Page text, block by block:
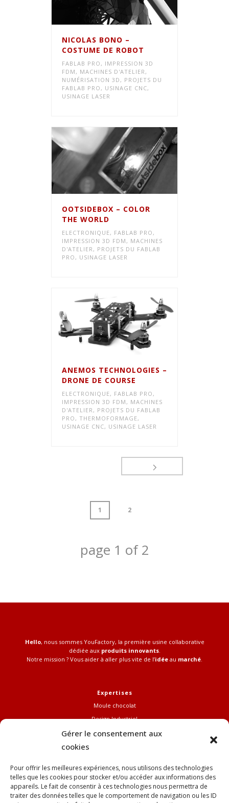
Gérer le consentement aux
cookies
Pour offrir les meilleures expériences, nous utilisons des technologies
telles que les cookies pour stocker et/ou accéder aux informations des
appareils. Le fait de consentir à ces technologies nous permettra de
traiter des données telles que le comportement de navigation ou les ID
NICOLAS BONO –
COSTUME DE ROBOT
FABLAB PRO , IMPRESSION 3D
FDM , MACHINES D'ATELIER ,
NUMÉRISATION 3D , PROJETS DU
FABLAB PRO , USINAGE CNC,
USINAGE LASER
OOTSIDEBOX – COLOR
THE WORLD
ELECTRONIQUE, FABLAB PRO ,
IMPRESSION 3D FDM , MACHINES
D'ATELIER , PROJETS DU FABLAB
PRO , USINAGE LASER
ANEMOS TECHNOLOGIES –
DRONE DE COURSE
ELECTRONIQUE, FABLAB PRO ,
IMPRESSION 3D FDM , MACHINES
D'ATELIER , PROJETS DU FABLAB
PRO , THERMOFORMAGE,
USINAGE CNC, USINAGE LASER
1 2
page 1 of2
Hello, nous sommes YouFactory, la première usine collaborative
dédiée aux produits innovants.
Notre mission ? Vous aider à aller plus vite de l’idée au marché
Expertises
Moule chocolat
Design Industriel
FabLab Pro
Mail
jean.nelson@youfactory.fr